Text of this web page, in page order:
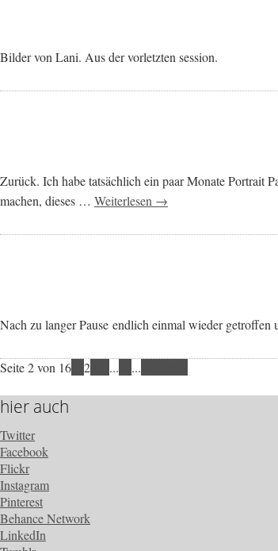
Bilder von Lani. Aus der vorletzten session.
Zurück. Ich habe tatsächlich ein paar Monate Portrait
machen, dieses … Weiterlesen →
Nach zu langer Pause endlich einmal wieder
Seite 2 von 16 2 ... ...
hier auch
Twitter
Facebook
Flickr
Instagram
Pinterest
Behance Network
LinkedIn